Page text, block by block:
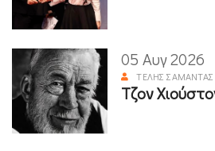
05 Αυγ 2026
ΤΈΛΗΣ ΣΑΜΑΝΤΆΣ
Τζον